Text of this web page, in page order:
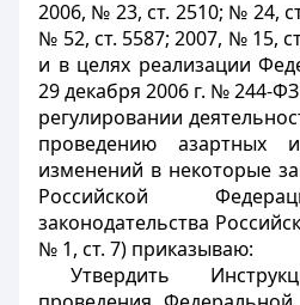
2006, № 23, ст. 2510; № 24,
№ 52, ст. 5587; 2007, № 15,
и в целях реализации
29 декабря 2006 г. № 244-
регулировании
проведению
изменений в некоторые
Российской
законодательства
№ 1, ст. 7) приказываю:
Утвердить